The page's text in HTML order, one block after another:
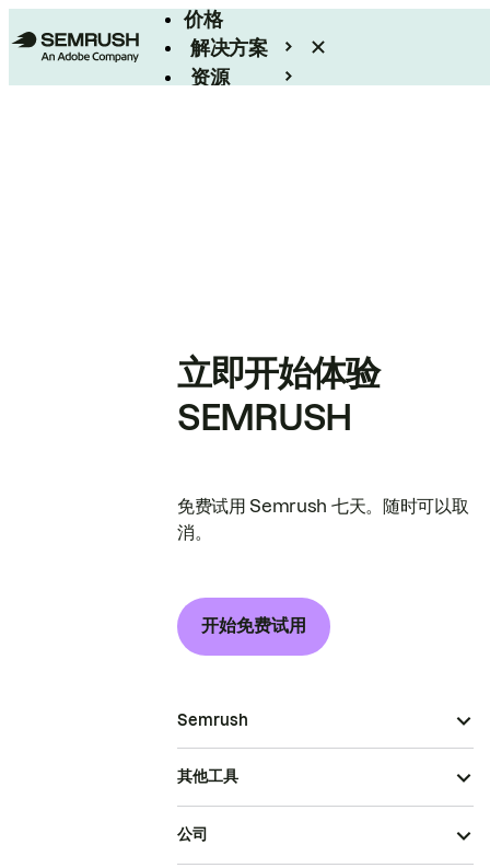
价格
解决方案
资源
立即开始体验
SEMRUSH
免费试用 Semrush 七天。随时可以取
消。
开始免费试用
Semrush
其他工具
公司